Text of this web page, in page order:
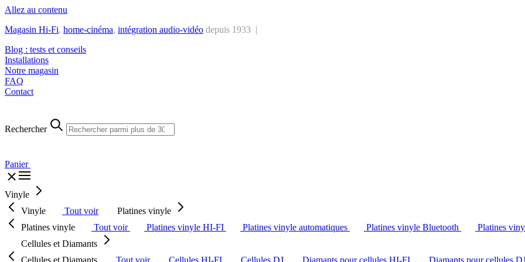
Allez au contenu
Magasin Hi-Fi, home-cinéma, intégration audio-vidéo depuis 1933 |
Blog : tests et conseils
Installations
Notre magasin
FAQ
Contact
Rechercher
Panier
Vinyle
Vinyle
Tout voir
Platines vinyle
Platines vinyle
Tout voir Platines vinyle HI-FI Platines vinyle automatiques Platines vinyle Bluetooth
Platines
Cellules et Diamants
Cellules et Diamants
Tout voir Cellules HI-FI Cellules DJ Diamants pour cellules HI-FI
Diamants pour cellules